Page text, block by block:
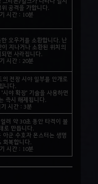
공격을 가합니다.
시간 : 10분
오우거를 소환합니다. 난
지나거나 소환된 위치의
면 사라집니다.
시간 : 20분
전장 시야 일부를 안개로
니다.
야 확장' 기술을 사용하면
즉시 해제됩니다.
시간 : 3분
려 약 30초 동안 타격이 불
로 만듭니다.
군 수호자 몬스터는 생명
회복합니다.
시간 : 10분